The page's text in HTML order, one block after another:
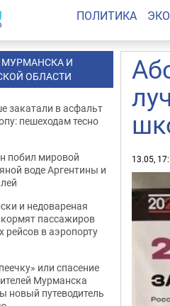
ПОЛИТИКА
13.05,
И
ОБЛАСТИ
закатали в асфальт
пешеходам тесно
побил мировой
воде Аргентины и
и недовареная
кормят пассажиров
в аэропорту
или спасение
Мурманска
новый путеводитель